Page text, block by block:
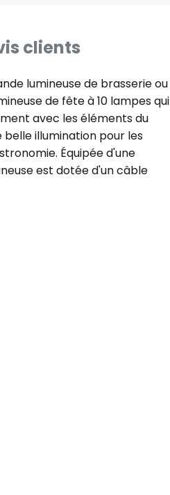
clients
lumineuse de brasserie ou
de fête à 10 lampes qui
avec les éléments du
belle illumination pour les
Équipée d'une
est dotée d'un câble
inférieures au
: 2 x 50 cm -